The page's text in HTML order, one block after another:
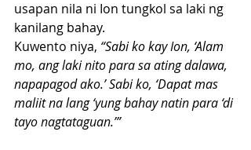
usapan nila ni Ion tungkol sa laki ng
kanilang bahay.
Kuwento niya, “Sabi ko kay Ion, ‘Alam
mo, ang laki nito para sa ating dalawa,
napapagod ako.’ Sabi ko, ‘Dapat mas
maliit na lang ‘yung bahay natin para ‘di
tayo nagtataguan.’”